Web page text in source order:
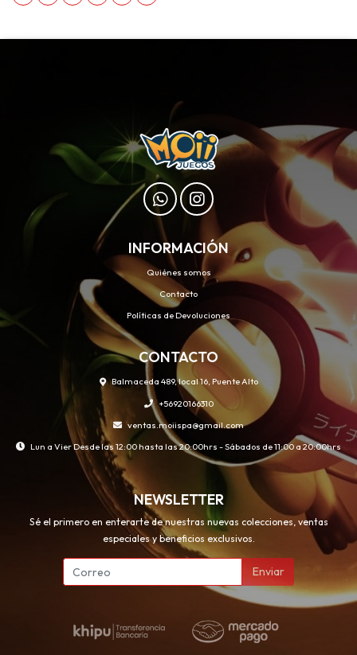
INFORMACIÓN
Quiénes somos
Contacto
Políticas de Devoluciones
CONTACTO
Balmaceda 489, local 16, Puente Alto
+56920166310
ventas.moiispa@gmail.com
Lun a Vier Desde las 12:00 hasta las 20:00hrs - Sábados de 11:00 a 20:00hrs
NEWSLETTER
Sé el primero en enterarte de nuestras nuevas colecciones, ventas
especiales y beneficios exclusivos.
Enviar